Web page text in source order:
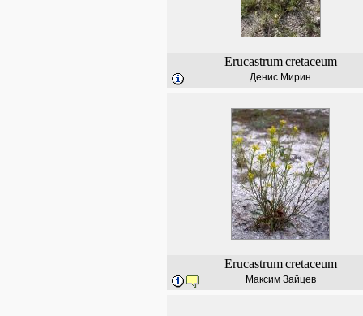
Erucastrum cretaceum
Денис Мирин
Erucastrum cretaceum
Максим Зайцев